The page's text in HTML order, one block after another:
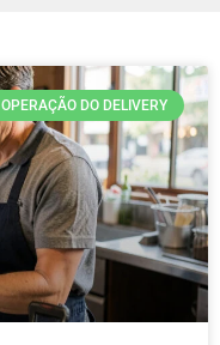
OPERAÇÃO DO DELIVERY